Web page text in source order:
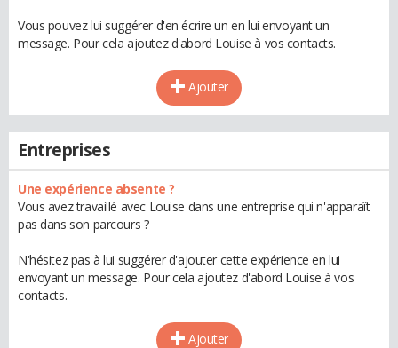
Vous pouvez lui suggérer d'en écrire un en lui envoyant un
message. Pour cela ajoutez d'abord Louise à vos contacts.
Ajouter
Entreprises
Une expérience absente ?
Vous avez travaillé avec Louise dans une entreprise qui n'apparaît
pas dans son parcours ?
N'hésitez pas à lui suggérer d'ajouter cette expérience en lui
envoyant un message. Pour cela ajoutez d'abord Louise à vos
contacts.
Ajouter